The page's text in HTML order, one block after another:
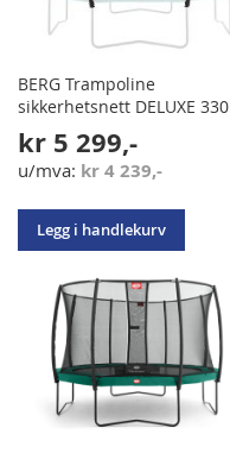
BERG Trampoline
sikkerhetsnett DELUXE 330
kr 5 299,-
kr 4 239,-
Legg i handlekurv